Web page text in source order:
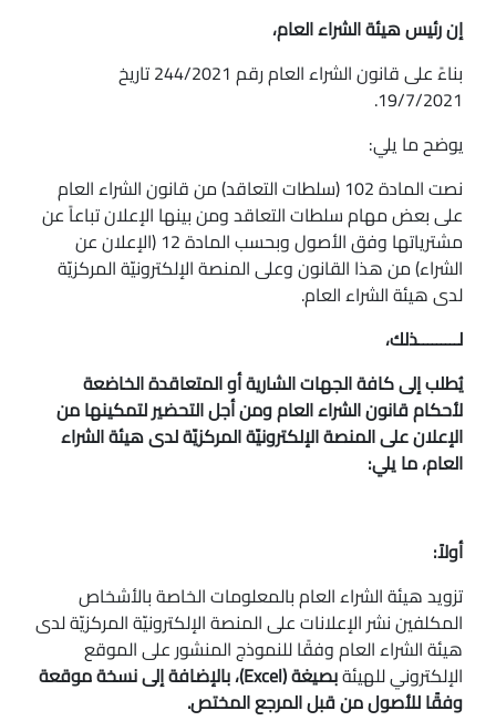
إن رئيس هيئة الشراء العام،
بناءً على قانون الشراء العام رقم 244/2021 تاريخ
19/7/2021.
يوضح ما يلي:
نصت المادة 102 (سلطات التعاقد) من قانون الشراء العام
على بعض مهام سلطات التعاقد ومن بينها الإعلان تباعاً عن
مشترياتها وفق الأصول وبحسب المادة 12 (الإعلان عن
الشراء) من هذا القانون وعلى المنصة الإلكترونيّة المركزيّة
لدى هيئة الشراء العام.
لـــــــــذلك،
يُطلب إلى كافة الجهات الشارية أو المتعاقدة الخاضعة
لأحكام قانون الشراء العام ومن أجل التحضير لتمكينها من
الإعلان على المنصة الإلكترونيّة المركزيّة لدى هيئة الشراء
العام، ما يلي:
أولاً:
تزويد هيئة الشراء العام بالمعلومات الخاصة بالأشخاص
المكلفين نشر الإعلانات على المنصة الإلكترونيّة المركزيّة لدى
هيئة الشراء العام وفقًا للنموذج المنشور على الموقع
الإلكتروني للهيئة
بصيغة (Excel)، بالإضافة إلى نسخة موقعة
وفقًا للأصول من قبل المرجع المختص.